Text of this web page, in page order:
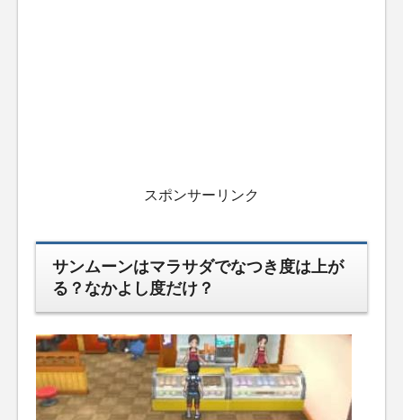
スポンサーリンク
サンムーンはマラサダでなつき度は上が
る？なかよし度だけ？